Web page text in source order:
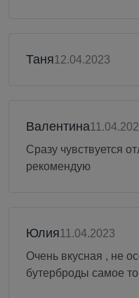
Таня12.04.2023
Валентина
Сразу чувствуется
рекомендую
Юлия11.04.2023
Очень вкусная , не
бутерброды самое то